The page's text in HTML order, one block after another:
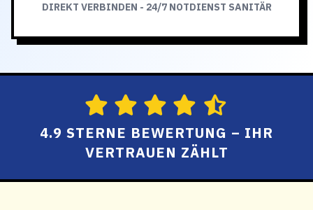
DIREKT VERBINDEN - 24/7 NOTDIENST SANITÄR
4.9 STERNE BEWERTUNG – IHR
VERTRAUEN ZÄHLT